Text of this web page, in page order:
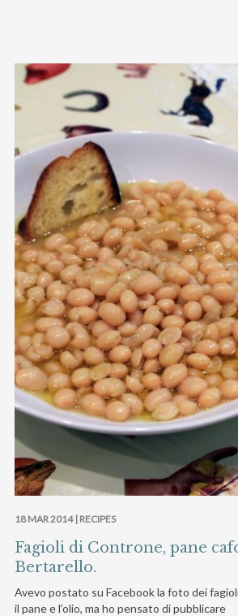
18 MAR 2014 | RECIPES
Fagioli di Controne, pane
Bertarello.
Avevo postato su Facebook la foto dei
il pane e l’olio, ma ho pensato di pubblicare